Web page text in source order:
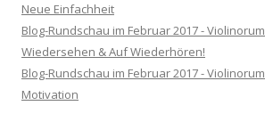
Neue Einfachheit
Blog-Rundschau im Februar 2017 - Violinorum
Wiedersehen & Auf Wiederhören!
Blog-Rundschau im Februar 2017 - Violinorum
Motivation